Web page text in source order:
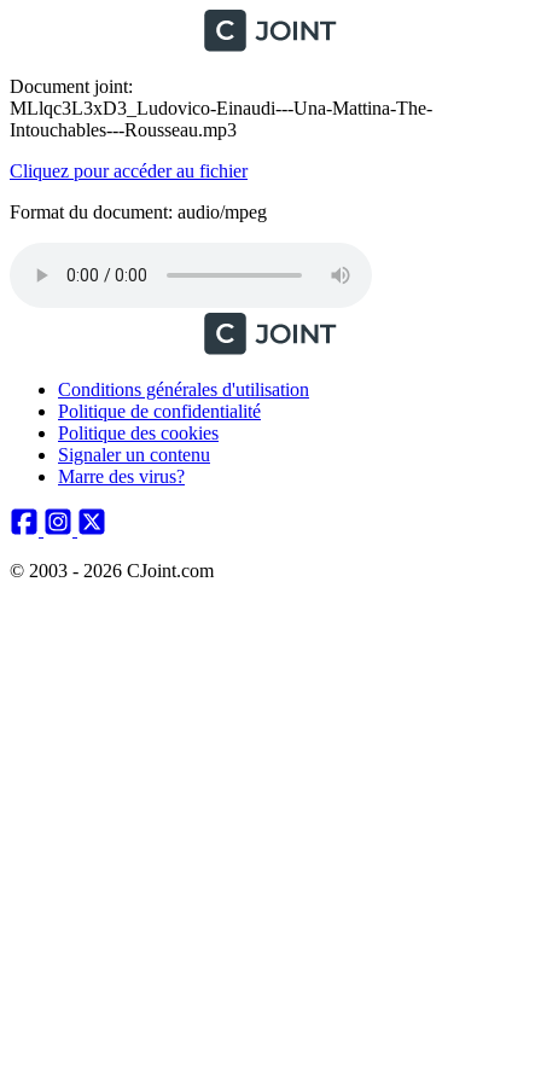
Document joint:
MLlqc3L3xD3_Ludovico-Einaudi---Una-Mattina-The-
Intouchables---Rousseau.mp3
Cliquez pour accéder au fichier
Format du document: audio/mpeg
Conditions générales d'utilisation
Politique de confidentialité
Politique des cookies
Signaler un contenu
Marre des virus?
© 2003 - 2026 CJoint.com